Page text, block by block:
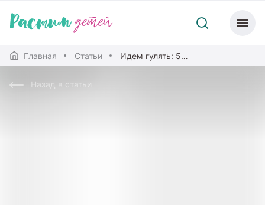
Главная Статьи Идем гулять: 5 правил зимней прогулки с ребенком
Назад в статьи